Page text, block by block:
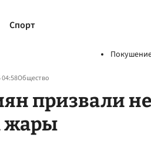
Спорт
Общество
призвали
жары